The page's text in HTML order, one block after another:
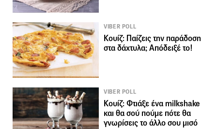
VIBER POLL
Κουίζ: Παίζεις την παράδοση
στα δάχτυλα; Απόδειξέ το!
VIBER POLL
Κουίζ: Φτιάξε ένα milkshake
και θα σού πούμε πότε θα
γνωρίσεις το άλλο σου μισό